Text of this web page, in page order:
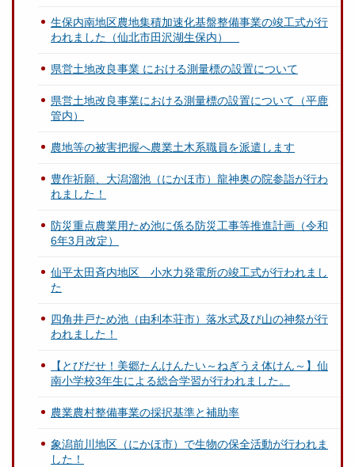
生保内南地区農地集積加速化基盤整備事業の竣工式が行
われました（仙北市田沢湖生保内）
県営土地改良事業 における測量標の設置について
県営土地改良事業における測量標の設置について（平鹿
管内）
農地等の被害把握へ農業土木系職員を派遣します
豊作祈願、大潟溜池（にかほ市）龍神奥の院参詣が行わ
れました！
防災重点農業用ため池に係る防災工事等推進計画（令和
6年3月改定）
仙平太田斉内地区 小水力発電所の竣工式が行われまし
た
四角井戸ため池（由利本荘市）落水式及び山の神祭が行
われました！
【とびだせ！美郷たんけんたい～ねぎうえ体けん～】仙
南小学校3年生による総合学習が行われました。
農業農村整備事業の採択基準と補助率
象潟前川地区（にかほ市）で生物の保全活動が行われま
した！